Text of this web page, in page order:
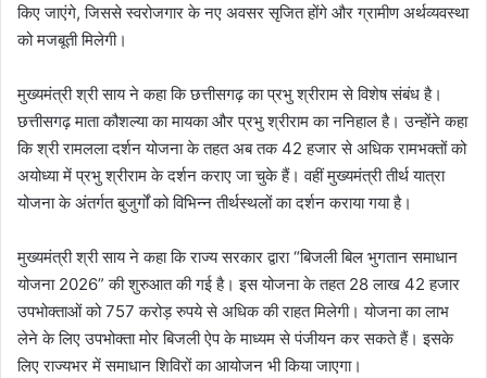
किए जाएंगे, जिससे स्वरोजगार के नए अवसर सृजित होंगे और ग्रामीण अर्थव्यवस्था
को मजबूती मिलेगी।
मुख्यमंत्री श्री साय ने कहा कि छत्तीसगढ़ का प्रभु श्रीराम से विशेष संबंध है।
छत्तीसगढ़ माता कौशल्या का मायका और प्रभु श्रीराम का ननिहाल है। उन्होंने कहा
कि श्री रामलला दर्शन योजना के तहत अब तक 42 हजार से अधिक रामभक्तों को
अयोध्या में प्रभु श्रीराम के दर्शन कराए जा चुके हैं। वहीं मुख्यमंत्री तीर्थ यात्रा
योजना के अंतर्गत बुजुर्गों को विभिन्न तीर्थस्थलों का दर्शन कराया गया है।
मुख्यमंत्री श्री साय ने कहा कि राज्य सरकार द्वारा “बिजली बिल भुगतान समाधान
योजना 2026” की शुरुआत की गई है। इस योजना के तहत 28 लाख 42 हजार
उपभोक्ताओं को 757 करोड़ रुपये से अधिक की राहत मिलेगी। योजना का लाभ
लेने के लिए उपभोक्ता मोर बिजली ऐप के माध्यम से पंजीयन कर सकते हैं। इसके
लिए राज्यभर में समाधान शिविरों का आयोजन भी किया जाएगा।